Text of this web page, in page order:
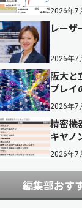
2026年7
レーザ
2026年7
阪大と
プレイ
2026年7
精密機
キヤノ
2026年7
編集部おす